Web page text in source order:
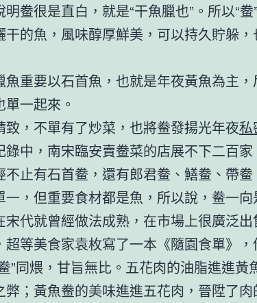
明鲞很是直白，就是“干魚臘也”。所以“
干的魚，風味醇厚鮮美，可以持久貯躲
魚重要以石首魚，也就是年夜黃魚為主
一起來。
致，不單有了炒菜，也將鲞發揚光年夜私
錄中，南宋臨安賣鲞菜的店展不下二百
不止有石首鲞，還有郎君鲞、鱔鲞、帶
，但重要食材都是魚，所以說，鲞一向
代就曾經做法成熟，在市場上很廣泛出
超等美食家袁枚寫了一本《隨園食單》，
”同煨，甘旨無比。五花肉的油脂進進黃
；黃魚鲞的美味進進五花肉，晉陞了肉